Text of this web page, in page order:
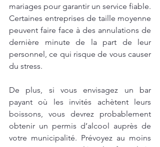
mariages pour garantir un service fiable.
Certaines entreprises de taille moyenne
peuvent faire face à des annulations de
dernière minute de la part de leur
personnel, ce qui risque de vous causer
du stress.
De plus, si vous envisagez un bar
payant où les invités achètent leurs
boissons, vous devrez probablement
obtenir un permis d’alcool auprès de
votre municipalité. Prévoyez au moins